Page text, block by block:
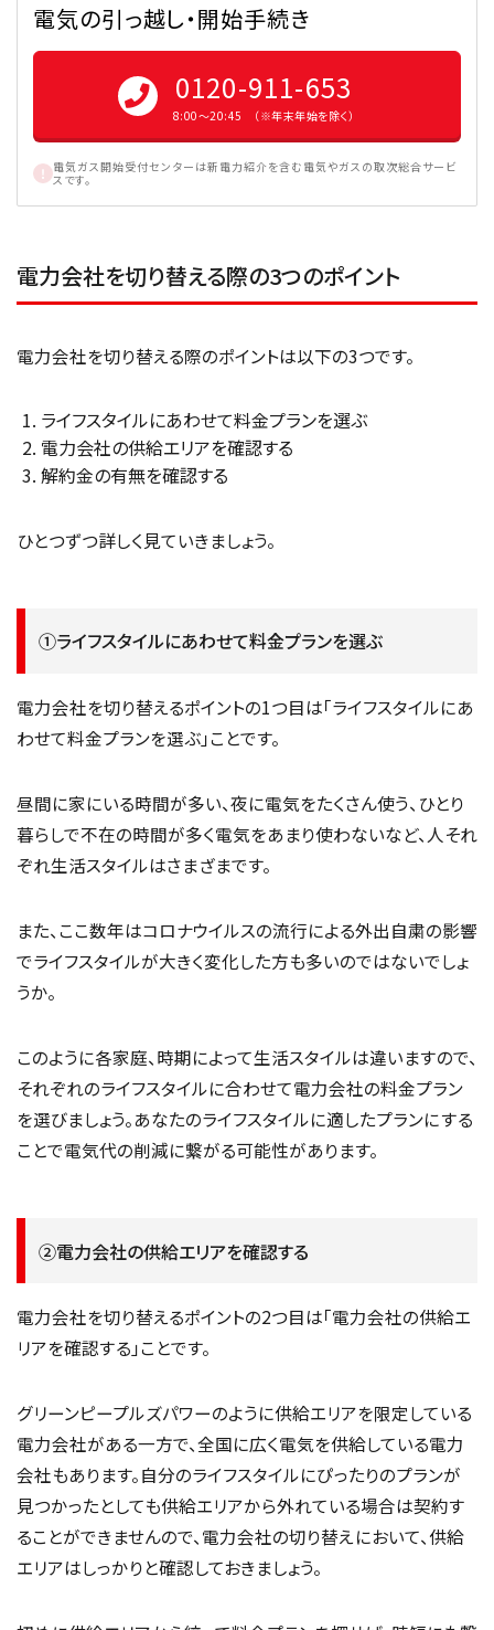
電気の引っ越し・開始手続き
0120-911-653
8:00〜20:45 （※年末年始を除く）
電気ガス開始受付センターは新電力紹介を含む電気やガスの取次総合サービ
スです。
電力会社を切り替える際の3つのポイント
電力会社を切り替える際のポイントは以下の3つです。
ライフスタイルにあわせて料金プランを選ぶ
電力会社の供給エリアを確認する
解約金の有無を確認する
ひとつずつ詳しく見ていきましょう。
①ライフスタイルにあわせて料金プランを選ぶ
電力会社を切り替えるポイントの1つ目は「ライフスタイルにあ
わせて料金プランを選ぶ」ことです。
昼間に家にいる時間が多い、夜に電気をたくさん使う、ひとり
暮らしで不在の時間が多く電気をあまり使わないなど、人それ
ぞれ生活スタイルはさまざまです。
また、ここ数年はコロナウイルスの流行による外出自粛の影響
でライフスタイルが大きく変化した方も多いのではないでしょ
うか。
このように各家庭、時期によって生活スタイルは違いますので、
それぞれのライフスタイルに合わせて電力会社の料金プラン
を選びましょう。あなたのライフスタイルに適したプランにする
ことで電気代の削減に繋がる可能性があります。
②電力会社の供給エリアを確認する
電力会社を切り替えるポイントの2つ目は「電力会社の供給エ
リアを確認する」ことです。
グリーンピープルズパワーのように供給エリアを限定している
電力会社がある一方で、全国に広く電気を供給している電力
会社もあります。自分のライフスタイルにぴったりのプランが
見つかったとしても供給エリアから外れている場合は契約す
ることができませんので、電力会社の切り替えにおいて、供給
エリアはしっかりと確認しておきましょう。